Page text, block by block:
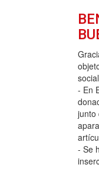
- En
junto
- Se